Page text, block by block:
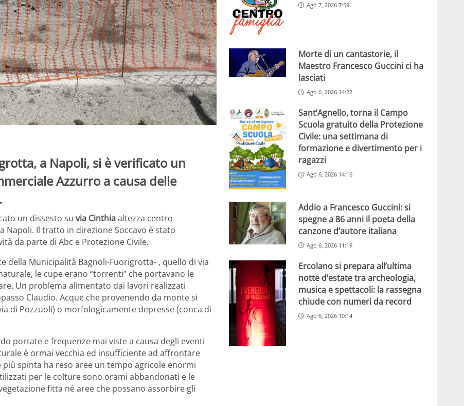
a Napoli, si è verificato un
Azzurro a causa delle
un dissesto su via Cinthiaaltezza centro
Napoli. Il tratto in direzione Soccavo è stato
da parte di Abc e Protezione Civile.
della Municipalità Bagnoli-Fuorigrotta- , quello di via
le cupe erano “torrenti” che portavano le
Un problema alimentato dai lavori realizzati
Claudio. Acque che provenendo da monte si
di Pozzuoli) o morfologicamente depresse (conca di
portate e frequenze mai viste a causa degli eventi
è ormai vecchia ed insufficiente ad affrontare
spinta ha reso aree un tempo agricole enormi
per le colture sono orami abbandonati e le
fitta né aree che possano assorbire gli
Ago 7, 2026 7:59
Morte di un cantastorie, il
Maestro Francesco Guccini ci ha
lasciati
Ago 6, 2026 14:22
Sant’Agnello, torna il Campo
Scuola gratuito della Protezione
Civile: una settimana di
formazione e divertimento per i
ragazzi
Ago 6, 2026 14:16
Addio a Francesco Guccini: si
spegne a 86 anni il poeta della
canzone d’autore italiana
Ago 6, 2026 11:19
Ercolano si prepara all’ultima
notte d’estate tra archeologia,
musica e spettacoli: la rassegna
chiude con numeri da record
Ago 6, 2026 10:14